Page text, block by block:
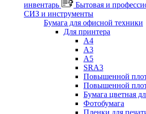
инвентарь
Бытовая и
СИЗ и инструменты
Бумага для офисной техники
Для принтера
А4
А3
А5
SRA3
Повышенной
Повышенной
Бумага цветная
Фотобумага